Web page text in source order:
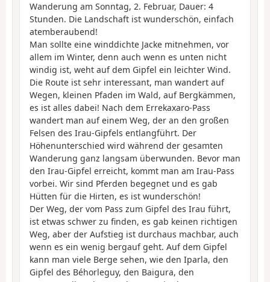
Wanderung am Sonntag, 2. Februar, Dauer: 4
Stunden. Die Landschaft ist wunderschön, einfach
atemberaubend!
Man sollte eine winddichte Jacke mitnehmen, vor
allem im Winter, denn auch wenn es unten nicht
windig ist, weht auf dem Gipfel ein leichter Wind.
Die Route ist sehr interessant, man wandert auf
Wegen, kleinen Pfaden im Wald, auf Bergkämmen,
es ist alles dabei! Nach dem Errekaxaro-Pass
wandert man auf einem Weg, der an den großen
Felsen des Irau-Gipfels entlangführt. Der
Höhenunterschied wird während der gesamten
Wanderung ganz langsam überwunden. Bevor man
den Irau-Gipfel erreicht, kommt man am Irau-Pass
vorbei. Wir sind Pferden begegnet und es gab
Hütten für die Hirten, es ist wunderschön!
Der Weg, der vom Pass zum Gipfel des Irau führt,
ist etwas schwer zu finden, es gab keinen richtigen
Weg, aber der Aufstieg ist durchaus machbar, auch
wenn es ein wenig bergauf geht. Auf dem Gipfel
kann man viele Berge sehen, wie den Iparla, den
Gipfel des Béhorleguy, den Baigura, den